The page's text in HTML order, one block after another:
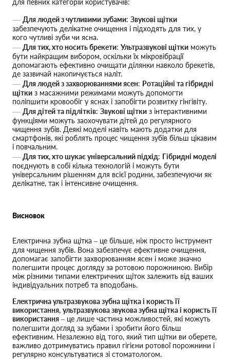
для певних категорій користувачів:
Для людей з чутливими зубами: Звукові щітки
забезпечують делікатне очищення і підходять для тих, у
кого чутливі зуби чи ясна.
Для тих, хто носить брекети: Ультразвукові щітки можуть
бути найкращим вибором, оскільки їх мікровібрації
допомагають ефективно очищати ділянки навколо брекетів,
де зазвичай накопичується наліт.
Для людей з захворюваннями ясен: Ротаційні та гібридні
щітки з масажними режимами можуть допомогти
поліпшити кровообіг у яснах і запобігти розвитку гінгівіту.
Для дітей та підлітків: Звукові щітки з інтерактивними
функціями можуть заохочувати дітей до регулярного
чищення зубів. Деякі моделі навіть мають додатки для
смартфонів, які роблять процес чищення зубів більш цікавим
і повчальним.
Для тих, хто шукає універсальний підхід: Гібридні моделі
поєднують в собі кілька технологій і можуть бути
універсальним рішенням для всієї родини, забезпечуючи як
делікатне, так і інтенсивне очищення.
Висновок
Електрична зубна щітка – це більше, ніж просто інструмент
для чищення зубів. Вона забезпечує ефективне очищення,
допомагає запобігти захворюванням ясен і може значно
полегшити процес догляду за ротовою порожниною. Вибір
між різними типами електричних щіток залежить від ваших
індивідуальних потреб та вподобань.
Електрична ультразвукова зубна щітка і користь її
використання, ультразвукова звукова зубна щітка і користь її
використання – це лише частина можливостей, які можуть
полегшити догляд за зубами і зробити його більш
ефективним. Незалежно від того, який тип щітки ви оберете,
важливо дотримуватись правил гігієни ротової порожнини і
регулярно консультуватися зі стоматологом.